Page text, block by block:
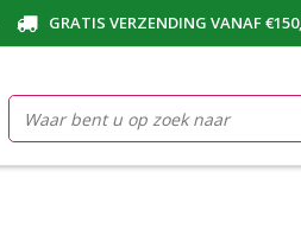
GRATIS VERZENDING VANAF